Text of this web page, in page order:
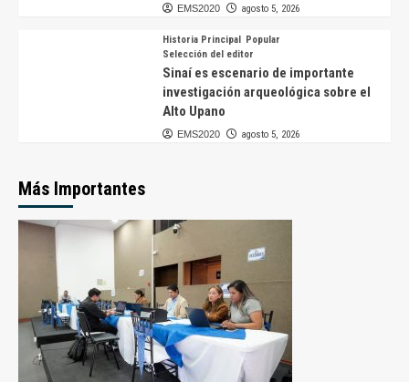
EMS2020 agosto 5, 2026
Historia Principal
Popular
Selección del editor
Sinaí es escenario de importante
investigación arqueológica sobre el
Alto Upano
EMS2020 agosto 5, 2026
Más Importantes